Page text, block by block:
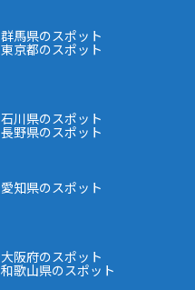
群馬県のスポット
東京都のスポット
石川県のスポット
長野県のスポット
愛知県のスポット
大阪府のスポット
和歌山県のスポット